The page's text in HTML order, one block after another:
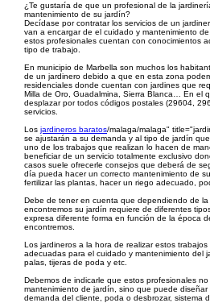
¿Te gustaría de que un profesional de la
mantenimiento de su jardín?
Decídase por contratar los servicios de un
van a encargar de el cuidado y mantenimiento
estos profesionales cuentan con conocimientos
tipo de trabajo.
En municipio de Marbella son muchos los
de un jardinero debido a que en esta zona
residenciales donde cuentan con jardines que
Milla de Oro, Guadalmina, Sierra Blanca… En el
desplazar por todos códigos postales (29604,
servicios.
Los jardineros baratos/malaga/malaga"
se ajustarán a su demanda y al tipo de jardín
uno de los trabajos que realizan lo hacen de
beneficiar de un servicio totalmente exclusivo
casos suele ofrecerle consejos que deberá de
día pueda hacer un correcto mantenimiento de
fertilizar las plantas, hacer un riego adecuado,
Debe de tener en cuenta que dependiendo de
encontremos su jardín requiere de diferentes
expresa diferente forma en función de la época
encontremos.
Los jardineros a la hora de realizar estos
adecuadas para el cuidado y mantenimiento del
palas, tijeras de poda y etc.
Debemos de indicarle que estos profesionales
mantenimiento de jardín, sino que puede
demanda del cliente, poda o desbrozar, sistema